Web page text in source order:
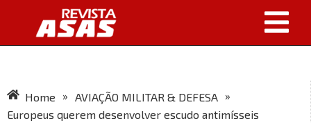
Home » AVIAÇÃO MILITAR & DEFESA »
Europeus querem desenvolver escudo antimísseis